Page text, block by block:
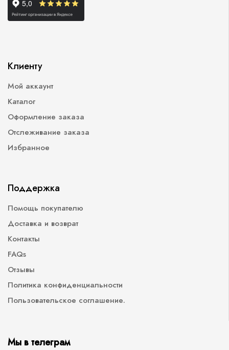
Клиенту
Мой аккаунт
Каталог
Оформление заказа
Отслеживание заказа
Избранное
Поддержка
Помощь покупателю
Доставка и возврат
Контакты
FAQs
Отзывы
Политика конфиденциальности
Пользовательское соглашение.
Мы в телеграм